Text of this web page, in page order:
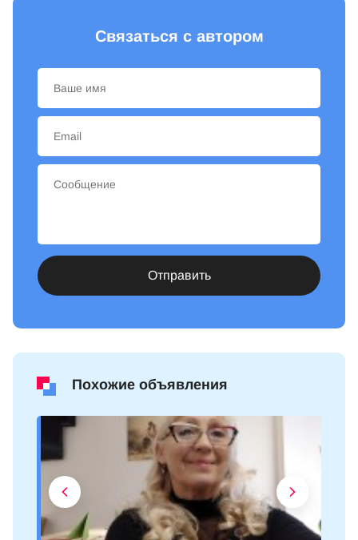
Связаться с автором
Отправить
Похожие объявления